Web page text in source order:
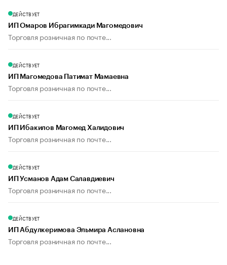
ДЕЙСТВУЕТ
ИП Омаров Ибрагимкади Магомедович
Торговля розничная по почте...
ДЕЙСТВУЕТ
ИП Магомедова Патимат Мамаевна
Торговля розничная по почте...
ДЕЙСТВУЕТ
ИП Ибакилов Магомед Халидович
Торговля розничная по почте...
ДЕЙСТВУЕТ
ИП Усманов Адам Салавдиевич
Торговля розничная по почте...
ДЕЙСТВУЕТ
ИП Абдулкеримова Эльмира Аслановна
Торговля розничная по почте...